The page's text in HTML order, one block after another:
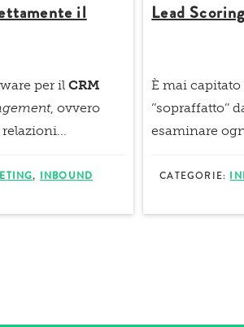
il
per il CRM
, ovvero
, INBOUND
Lead
È mai capitato
esaminare
CATEGORIE: